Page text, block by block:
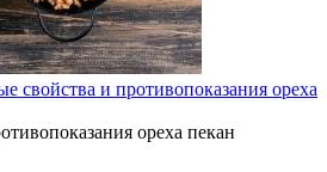
свойства и противопоказания ореха
ореха пекан